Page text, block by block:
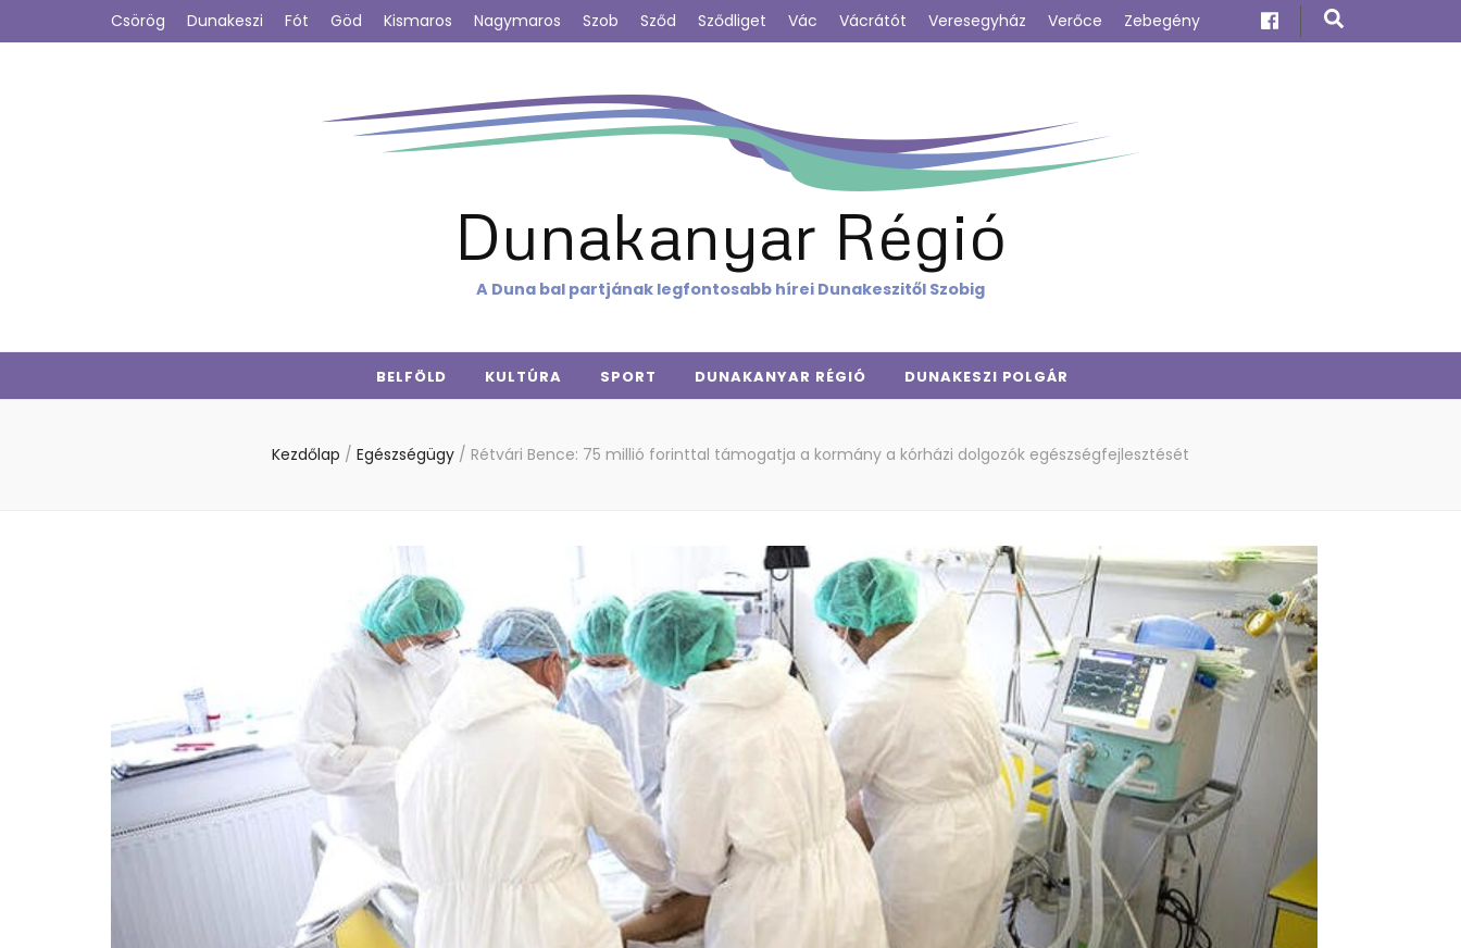
Csörög Dunakeszi Fót Göd Kismaros Nagymaros Szob Sződ Sződliget Vác Vácrátót Veresegyház Verőce Zebegény
Dunakanyar Régió
A Duna bal partjának legfontosabb hírei Dunakeszitől Szobig
BELFÖLD KULTÚRA SPORT DUNAKANYAR RÉGIÓ DUNAKESZI POLGÁR
Kezdőlap / Egészségügy / Rétvári Bence: 75 millió forinttal támogatja a kormány a kórházi dolgozók egészségfejlesztését